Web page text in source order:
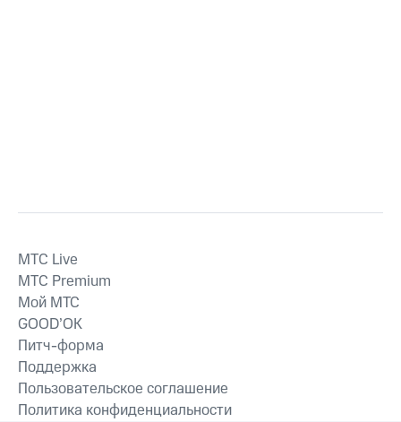
MTС Live
MTС Premium
Мой МТС
GOOD’OK
Питч-форма
Поддержка
Пользовательское соглашение
Политика конфиденциальности